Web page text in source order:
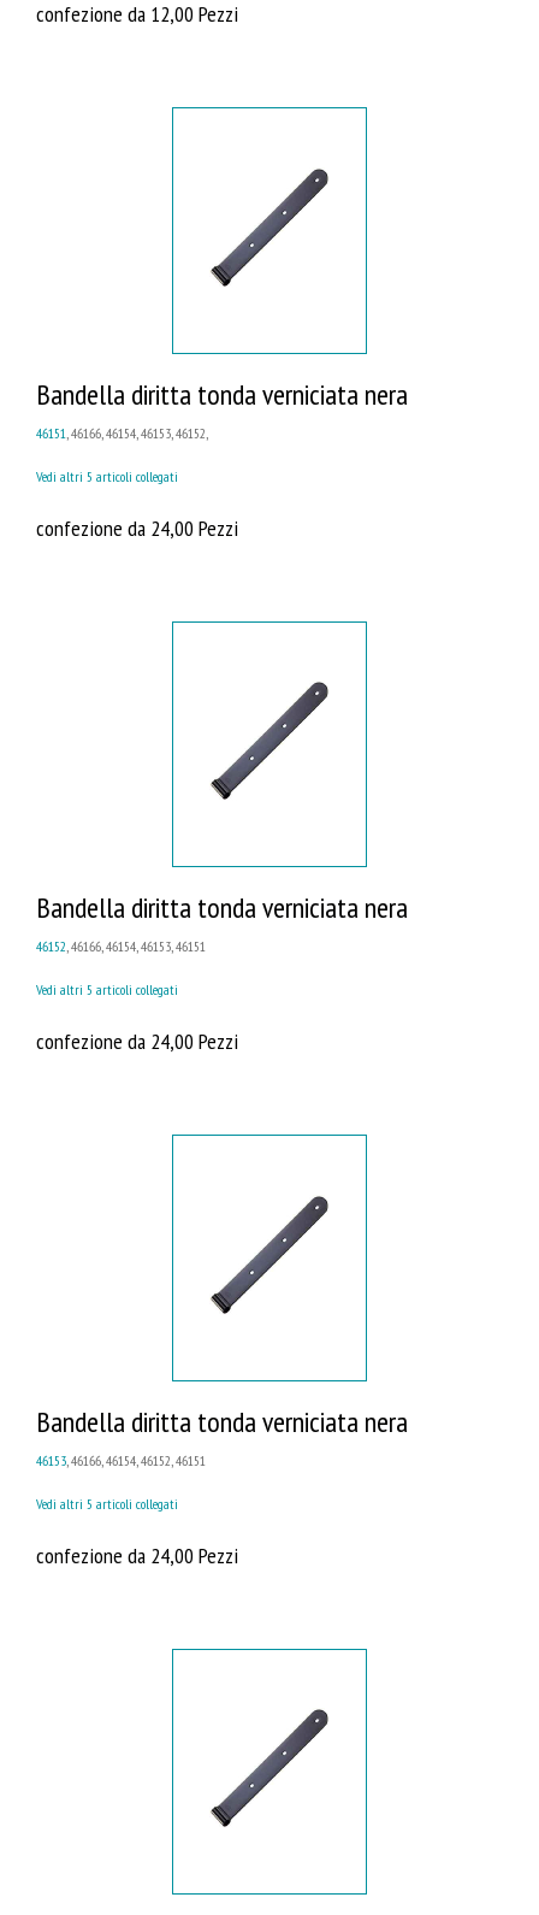
confezione da 12,00 Pezzi
Bandella diritta tonda verniciata nera
46151 , 46166, 46154, 46153, 46152,
Vedi altri 5 articoli collegati
confezione da 24,00 Pezzi
Bandella diritta tonda verniciata nera
46152, 46166, 46154, 46153, 46151
Vedi altri 5 articoli collegati
confezione da 24,00 Pezzi
Bandella diritta tonda verniciata nera
46153 , 46166, 46154, 46152, 46151
Vedi altri 5 articoli collegati
confezione da 24,00 Pezzi